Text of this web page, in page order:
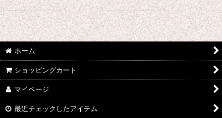
ホーム
ショッピングカート
マイページ
最近チェックしたアイテム